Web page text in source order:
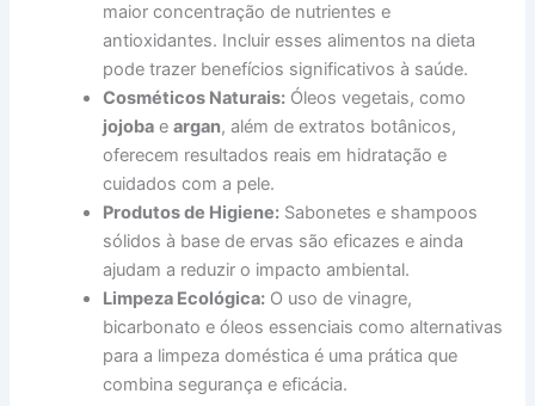
maior concentração de nutrientes e
antioxidantes. Incluir esses alimentos na dieta
pode trazer benefícios significativos à saúde.
Cosméticos Naturais: Óleos vegetais, como
jojoba eargan, além de extratos botânicos,
oferecem resultados reais em hidratação e
cuidados com a pele.
Produtos de Higiene: Sabonetes e shampoos
sólidos à base de ervas são eficazes e ainda
ajudam a reduzir o impacto ambiental.
Limpeza Ecológica: O uso de vinagre,
bicarbonato e óleos essenciais como alternativas
para a limpeza doméstica é uma prática que
combina segurança e eficácia.